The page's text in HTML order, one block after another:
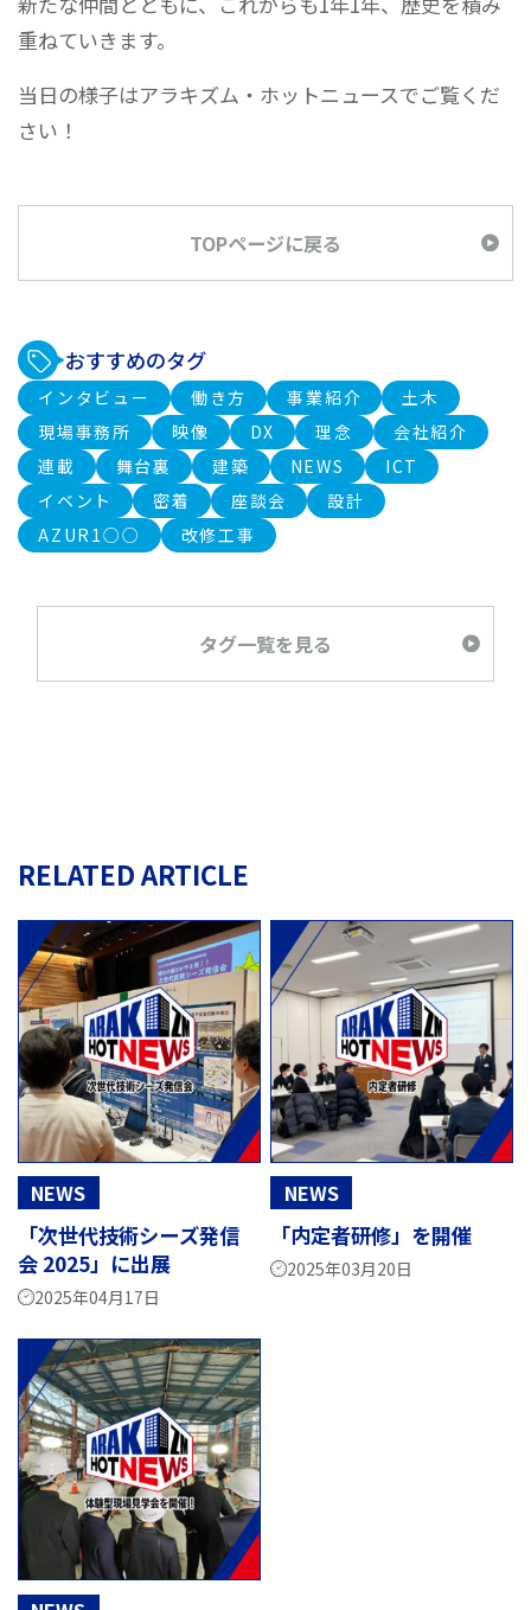
重ねていきます。
当日の様子はアラキズム・ホットニュースでご覧くだ
さい！
TOPページに戻る
おすすめのタグ
インタビュー 働き方 事業紹介
土木
現場事務所
映像 DX 理念
会社紹介
連載
舞台裏 建築 NEWS
ICT
イベント
密着 座談会
設計
AZUR1○○
改修工事
タグ一覧を見る
RELATED ARTICLE
NEWS
「次世代技術シーズ発信
会 2025」に出展
2025年04月17日
NEWS
「内定者研修」を開催
2025年03月20日